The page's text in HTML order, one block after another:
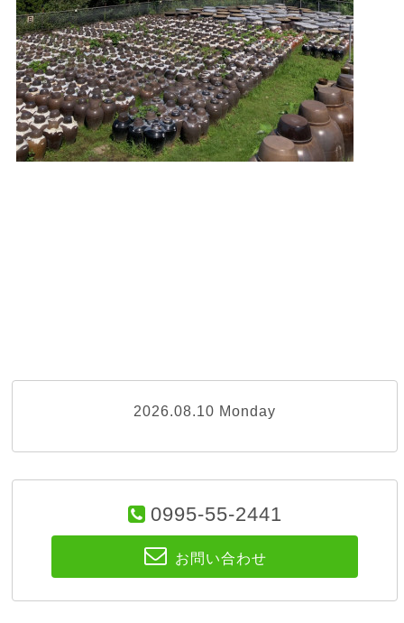
2026.08.10 Monday
0995-55-2441
お問い合わせ